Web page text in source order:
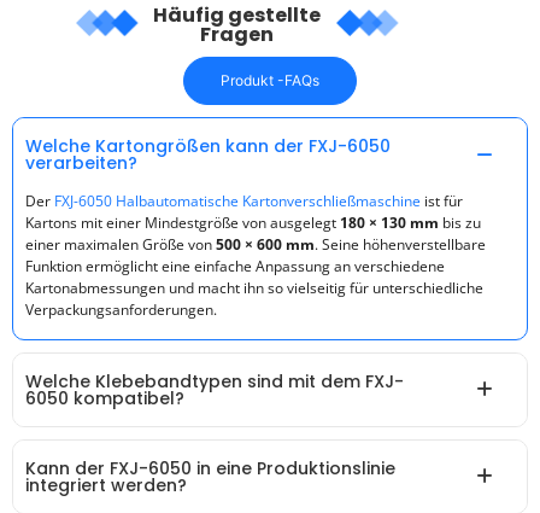
Häufig gestellte
Fragen
Produkt -FAQs
Welche Kartongrößen kann der FXJ-6050
verarbeiten?
Der FXJ-6050 Halbautomatische Kartonverschließmaschine ist für
Kartons mit einer Mindestgröße von ausgelegt 180 × 130 mm bis zu
einer maximalen Größe von500 × 600 mm. Seine höhenverstellbare
Funktion ermöglicht eine einfache Anpassung an verschiedene
Kartonabmessungen und macht ihn so vielseitig für unterschiedliche
Verpackungsanforderungen.
Welche Klebebandtypen sind mit dem FXJ-
6050 kompatibel?
Kann der FXJ-6050 in eine Produktionslinie
integriert werden?